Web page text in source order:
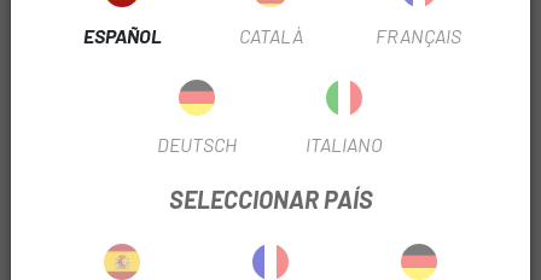
como mujeres.
sensación sobre la bici y con el relleno justo.
base del sillín para tener plena integración en soluciones del
ESPAÑOL CATALÀ FRANÇAIS
DEUTSCH ITALIANO
SELECCIONAR PAÍS